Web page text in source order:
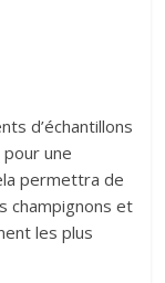
d’échantillons
une
permettra de
champignons et
les plus